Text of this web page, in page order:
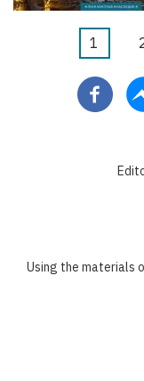
Paginação
Página
1
Using the materials